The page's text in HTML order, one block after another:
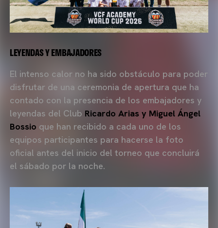
LEYENDAS Y EMBAJADORES
El intenso calor no ha sido obstáculo para poder
disfrutar de una ceremonia de apertura que ha
contado con la presencia de los embajadores y
leyendas del Club Ricardo Arias y Miguel Ángel
Bossio que han recibido a cada uno de los
equipos participantes para hacerse la foto
oficial antes del inicio del torneo que concluirá
el sábado por la noche.